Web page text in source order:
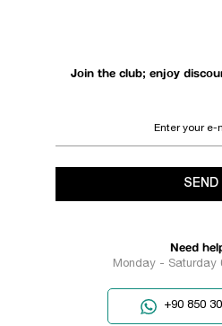
Join the club; enjoy
SEND
Need
Monday - Saturday
+90 850